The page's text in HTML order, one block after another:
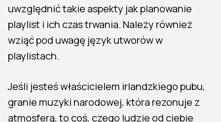
uwzględnić takie aspekty jak planowanie
playlist i ich czas trwania. Należy również
wziąć pod uwagę język utworów w
playlistach.
Jeśli jesteś właścicielem irlandzkiego pubu,
granie muzyki narodowej, która rezonuje z
atmosferą, to coś, czego ludzie od ciebie